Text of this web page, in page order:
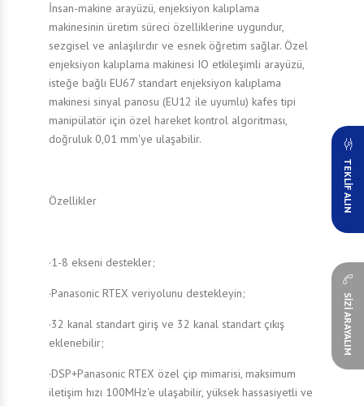
İnsan-makine arayüzü, enjeksiyon kalıplama
makinesinin üretim süreci özelliklerine uygundur,
sezgisel ve anlaşılırdır ve esnek öğretim sağlar. Özel
enjeksiyon kalıplama makinesi IO etkileşimli arayüzü,
isteğe bağlı EU67 standart enjeksiyon kalıplama
makinesi sinyal panosu (EU12 ile uyumlu) kafes tipi
manipülatör için özel hareket kontrol algoritması,
doğruluk 0,01 mm'ye ulaşabilir.
Özellikler
·1-8 ekseni destekler;
·Panasonic RTEX veriyolunu destekleyin;
·32 kanal standart giriş ve 32 kanal standart çıkış
eklenebilir;
·DSP+Panasonic RTEX özel çip mimarisi, maksimum
iletişim hızı 100MHz'e ulaşabilir, yüksek hassasiyetli ve
TEKLİF ALIN
SİZİ ARAYALIM